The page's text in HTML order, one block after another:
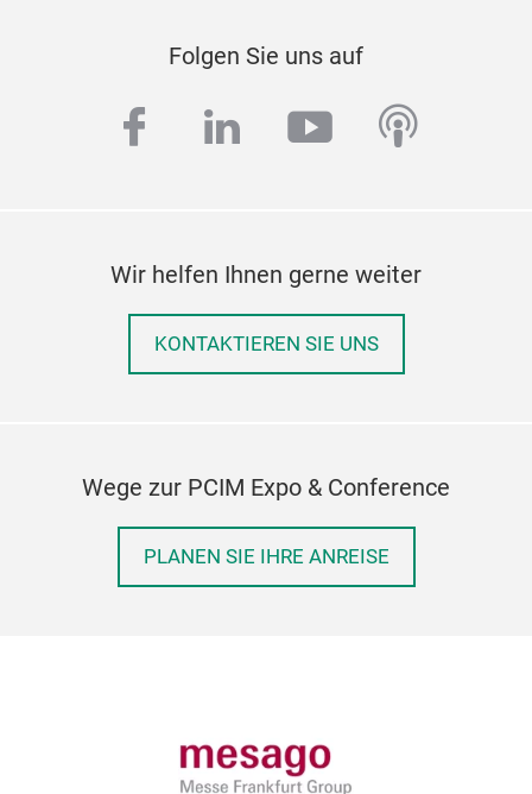
Folgen Sie uns auf
facebook
linkedinyoutube
Wir helfen Ihnen gerne weiter
KONTAKTIEREN SIE UNS
Wege zur PCIM Expo & Conference
PLANEN SIE IHRE ANREISE